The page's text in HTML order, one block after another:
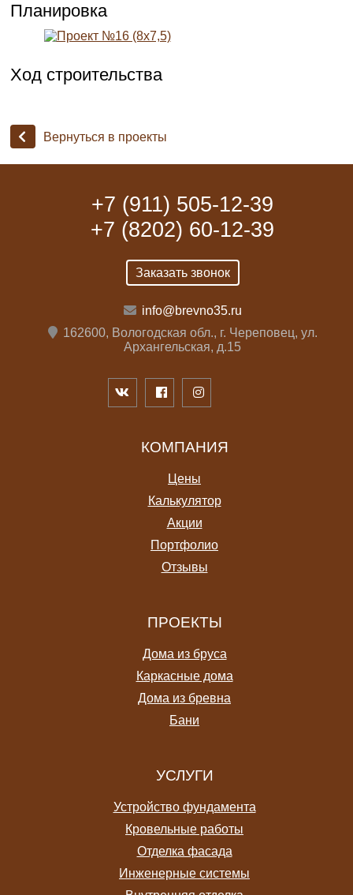
Планировка
Ход строительства
Вернуться в проекты
+7 (911) 505-12-39
+7 (8202) 60-12-39
Заказать звонок
info@brevno35.ru
162600, Вологодская обл., г. Череповец, ул.
Архангельская, д.15
КОМПАНИЯ
Цены
Калькулятор
Акции
Портфолио
Отзывы
ПРОЕКТЫ
Дома из бруса
Каркасные дома
Дома из бревна
Бани
УСЛУГИ
Устройство фундамента
Кровельные работы
Отделка фасада
Инженерные системы